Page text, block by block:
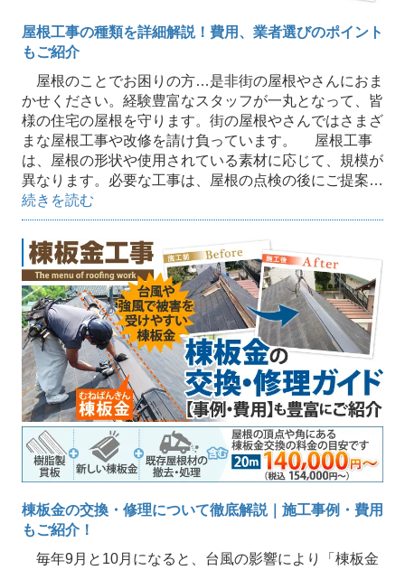
屋根工事の種類を詳細解説！費用、業者選びのポイント
もご紹介
屋根のことでお困りの方…是非街の屋根やさんにおま
かせください。経験豊富なスタッフが一丸となって、皆
様の住宅の屋根を守ります。街の屋根やさんではさまざ
まな屋根工事や改修を請け負っています。 屋根工事
は、屋根の形状や使用されている素材に応じて、規模が
異なります。必要な工事は、屋根の点検の後にご提案…
続きを読む
棟板金の交換・修理について徹底解説｜施工事例・費用
もご紹介！
毎年9月と10月になると、台風の影響により「棟板金